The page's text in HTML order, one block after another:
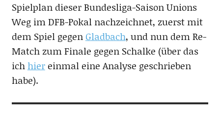
Spielplan dieser Bundesliga-Saison Unions
Weg im DFB-Pokal nachzeichnet, zuerst mit
dem Spiel gegen Gladbach, und nun dem Re-
Match zum Finale gegen Schalke (über das
ichhiereinmal eine Analyse geschrieben
habe).